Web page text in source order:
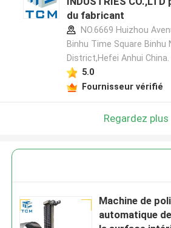
du fabricant
NO.6669 Huizhou
Binhu Time Square Binhu
District,Hefei Anhui China.
5.0
Fournisseur vérifié
Regardez plus
Machine de
automatique